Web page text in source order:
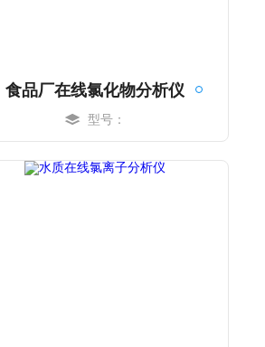
食品厂在线氯化物分析仪
型号：